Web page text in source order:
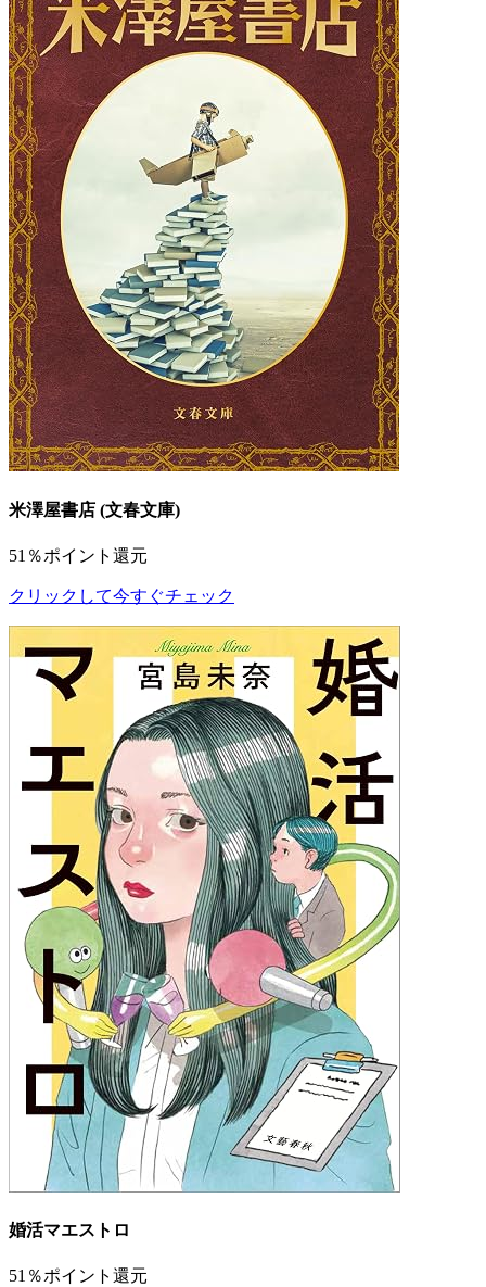
米澤屋書店 (文春文庫)
51％ポイント還元
クリックして今すぐチェック
婚活マエストロ
51％ポイント還元